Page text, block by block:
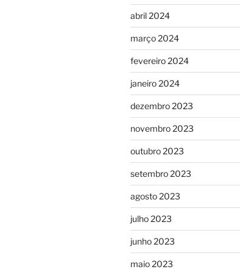
abril 2024
março 2024
fevereiro 2024
janeiro 2024
dezembro 2023
novembro 2023
outubro 2023
setembro 2023
agosto 2023
julho 2023
junho 2023
maio 2023